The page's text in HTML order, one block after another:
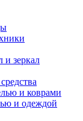
и зеркал
и коврами
и одеждой